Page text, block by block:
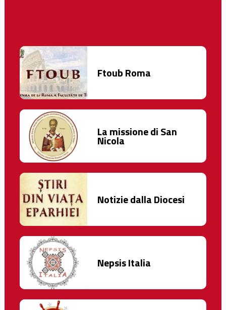
Ftoub Roma
La missione di San
Nicola
Notizie dalla Diocesi
Nepsis Italia